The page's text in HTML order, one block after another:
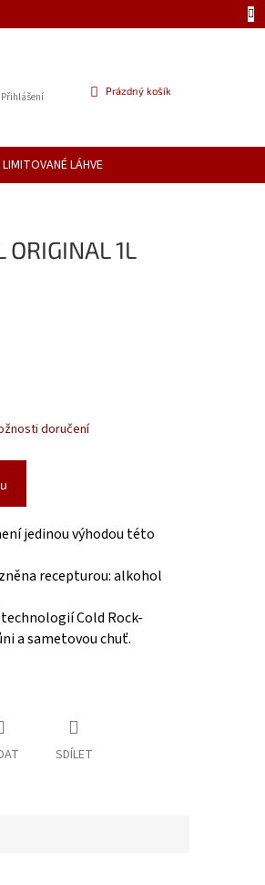
Přihlášení
NÁKUPNÍ
Prázdný košík
LÁHVE
ORIGINAL 1L
doručení
jedinou výhodou této
recepturou: alkohol
Cold Rock-
a sametovou chuť.
SDÍLET